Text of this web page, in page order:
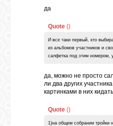
да
Quote ()
И все таки первый, кто
из альбомов участников и
салфетка под этим номером,
да, можно не просто
ли два других
картинками в них
Quote ()
1)на общем собрании тройки